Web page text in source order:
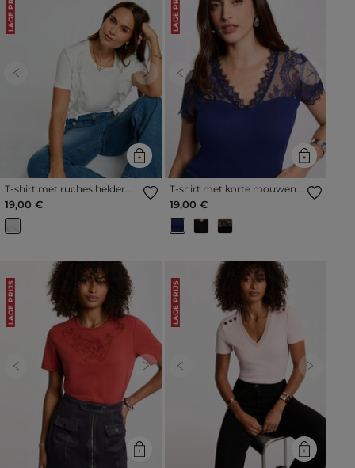
LAGE PRIJS
Previous Next
T-shirt met ruches helder
wit vrouw
19,00 €
LAGE PRIJS
Previous Next
T-shirt met korte mouwen
van kant marineblauw
vrouw
19,00 €
LAGE PRIJS
Previous Next
LAGE PRIJS
Previous Next